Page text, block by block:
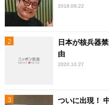
2018.08.22
日本が核兵器
由
2020.10.27
ついに出現！